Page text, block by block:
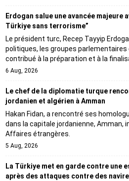
Erdogan salue une avancée majeure
Türkiye sans terrorisme”
Le président turc, Recep Tayyip
politiques, les groupes
contribué à la préparation et à la
6 Aug, 2026
Le chef de la diplomatie turque
jordanien et algérien à Amman
Hakan Fidan, a rencontré ses
dans la capitale jordanienne, Amman,
Affaires étrangères.
5 Aug, 2026
La Türkiye met en garde contre une
après des attaques contre des